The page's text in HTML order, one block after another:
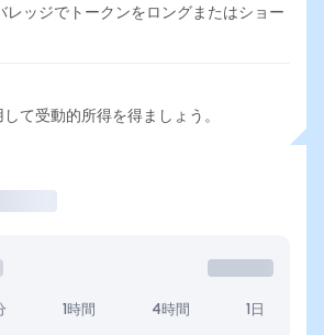
レッジでトークンをロングまたはショー
て受動的所得を得ましょう。
1時間 4時間 1日